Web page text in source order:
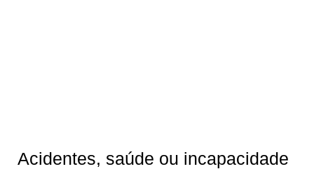
Acidentes, saúde ou incapacidade